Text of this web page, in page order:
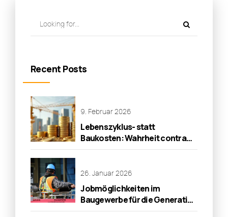
Recent Posts
9. Februar 2026
Lebenszyklus- statt
Baukosten: Wahrheit contra
Wirklichkeit!
26. Januar 2026
Jobmöglichkeiten im
Baugewerbe für die Generation
50 plus